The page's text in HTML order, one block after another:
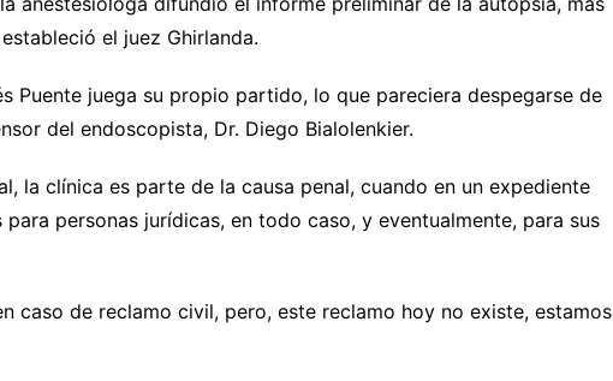
el juez Ghirlanda.
Puente juega su propio partido, lo que pareciera despegarse de
del endoscopista, Dr. Diego Bialolenkier.
la clínica es parte de la causa penal, cuando en un expediente
personas jurídicas, en todo caso, y eventualmente, para sus
caso de reclamo civil, pero, este reclamo hoy no existe, estamos